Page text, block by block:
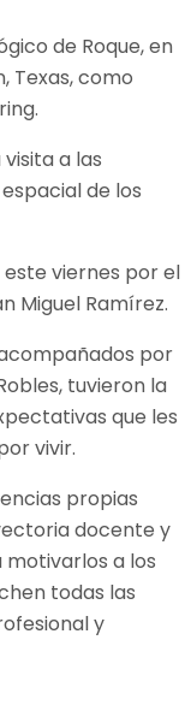
de Roque, en
Texas, como
a las
de los
viernes por el
Miguel Ramírez.
por
tuvieron la
que les
vivir.
propias
docente y
a los
todas las
y